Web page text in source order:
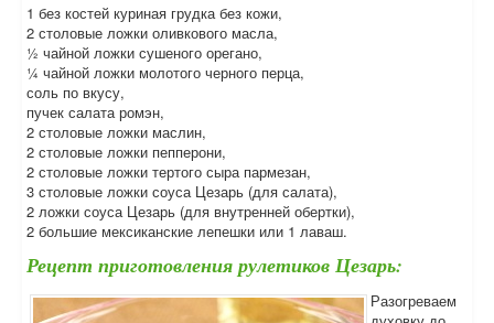
1 без костей куриная грудка без кожи,
2 столовые ложки оливкового масла,
½ чайной ложки сушеного орегано,
¼ чайной ложки молотого черного перца,
соль по вкусу,
пучек салата ромэн,
2 столовые ложки маслин,
2 столовые ложки пепперони,
2 столовые ложки тертого сыра пармезан,
3 столовые ложки соуса Цезарь (для салата),
2 ложки соуса Цезарь (для внутренней обертки),
2 большие мексиканские лепешки или 1 лаваш.
Рецепт приготовления рулетиков Цезарь:
Разогреваем